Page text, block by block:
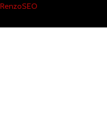
RenzoSEO